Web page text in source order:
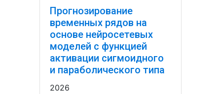
Прогнозирование
временных рядов на
основе нейросетевых
моделей с функцией
активации сигмоидного
и параболического типа
2026